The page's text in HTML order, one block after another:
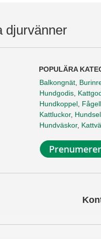
djurvänner
POPULÄRA
Balkongnät
Hundgodis
Hundkoppel
Kattluckor,
Hundväskor,